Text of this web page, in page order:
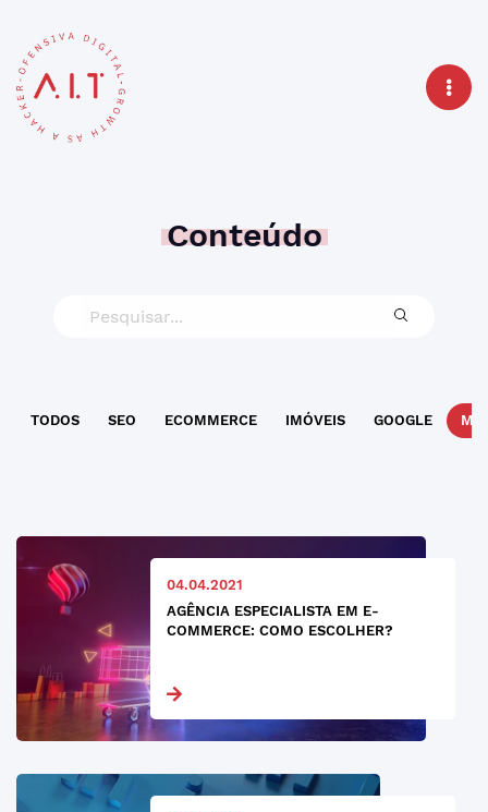
Conteúdo
TODOS SEO ECOMMERCE IMÓVEIS GOOGLE
04.04.2021
AGÊNCIA ESPECIALISTA EM E-
COMMERCE: COMO ESCOLHER?